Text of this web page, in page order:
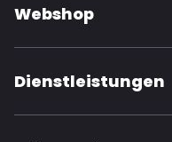
Webshop
Dienstleistungen